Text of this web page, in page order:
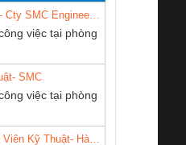
Bộ giám sát dòng
TRANSCLINIC 16I+
CÔNG TY CP TỰ
HƯNG
việc tại phòng
SMC
việc tại phòng